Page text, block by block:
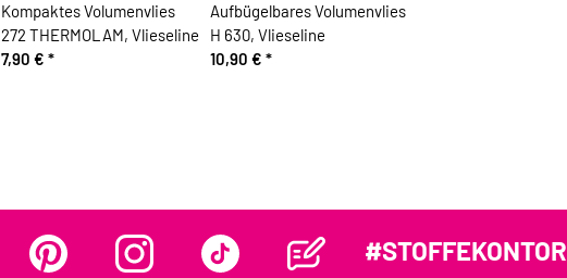
Kompaktes Volumenvlies
272 THERMOLAM, Vlieseline
7,90 € *
Aufbügelbares Volumenvlies
H 630, Vlieseline
10,90 € *
#STOFFEKONTOR